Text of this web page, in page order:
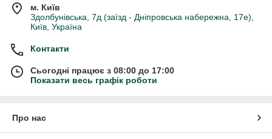
м. Київ
Здолбунівська, 7д (заїзд - Дніпровська набережна, 17е),
Київ, Україна
Контакти
Сьогодні працює з 08:00 до 17:00
Показати весь графік роботи
Про нас